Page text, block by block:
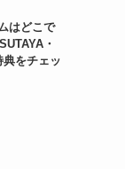
はどこで
・
をチェッ